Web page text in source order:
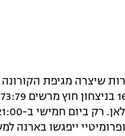
שיצרה מגיפת
ייפגשו בארנה